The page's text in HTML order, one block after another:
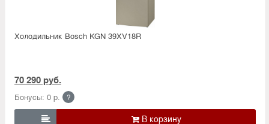
Холодильник Bosсh KGN 39XV18R
70 290 руб.
Бонусы: 0 р. ?
